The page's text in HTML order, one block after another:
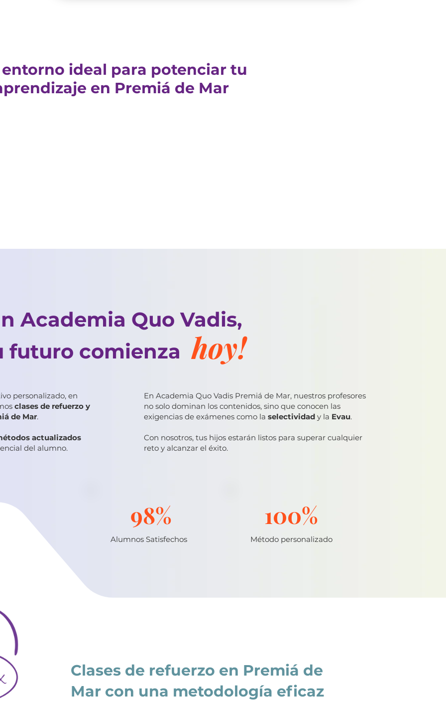
ideal para potenciar tu
en Premiá de Mar
Academia Quo Vadis,
futuro comienza
hoy!
personalizado, en
clases de refuerzo y
de Mar.
actualizados
del alumno.
En Academia Quo Vadis Premiá de Mar, nuestros profesores
no solo dominan los contenidos, sino que conocen las
exigencias de exámenes como la selectividad y la Evau.
Con nosotros, tus hijos estarán listos para superar cualquier
reto y alcanzar el éxito.
98%
Alumnos Satisfechos
100%
Método personalizado
Clases de refuerzo en Premiá de
Mar con una metodología eficaz